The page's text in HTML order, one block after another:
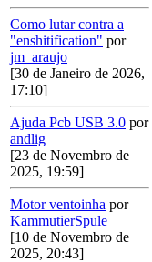
Como lutar contra a
"enshitification" por
jm_araujo
[30 de Janeiro de 2026,
17:10]
Ajuda Pcb USB 3.0 por
andlig
[23 de Novembro de
2025, 19:59]
Motor ventoinha por
KammutierSpule
[10 de Novembro de
2025, 20:43]